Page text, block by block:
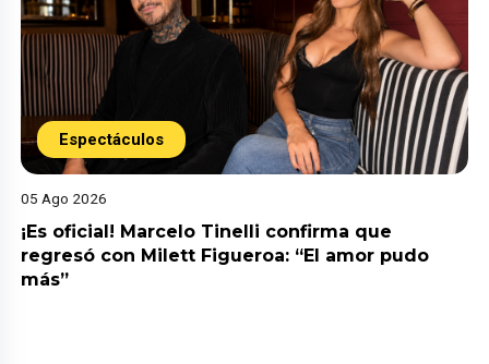
Espectáculos
05 Ago 2026
¡Es oficial! Marcelo Tinelli confirma que
regresó con Milett Figueroa: “El amor pudo
más”